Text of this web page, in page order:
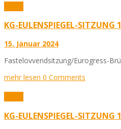
KG-EULENSPIEGEL-SITZUNG
15. Januar 2024
Fastelovvendsitzung/Eurogress-
mehr lesen 0 Comments
KG-EULENSPIEGEL-SITZUNG